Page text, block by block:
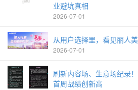
业避坑真相
2026-07-01
从用户选择里，看见丽人
2026-07-01
刷新内容场、生意场纪录
首周战绩创新高